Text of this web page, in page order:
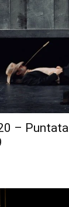
– Puntata